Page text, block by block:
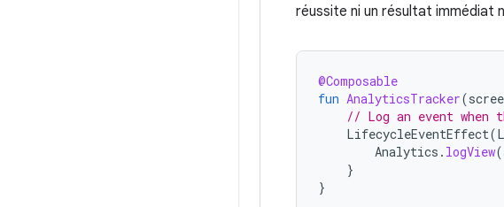
réussite ni un résultat immédiat
@Composable
fun AnalyticsTracker(
// Log an event when
LifecycleEventEffect(
Analytics . logView(
}
}